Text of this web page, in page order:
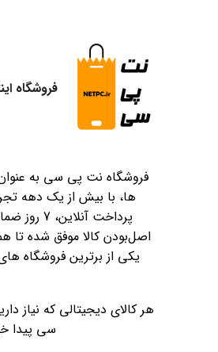
فروشگاه
فروشگاه نت پی سی به
ها، با بیش از یک دهه
پرداخت
اصل‌بودن کالا موفق شده تا
یکی از برترین فروشگاه
هر کالای دیجیتالی که نیاز
سی پیدا